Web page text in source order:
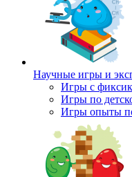
Научные игры и
Игры с
Игры по
Игры опыты